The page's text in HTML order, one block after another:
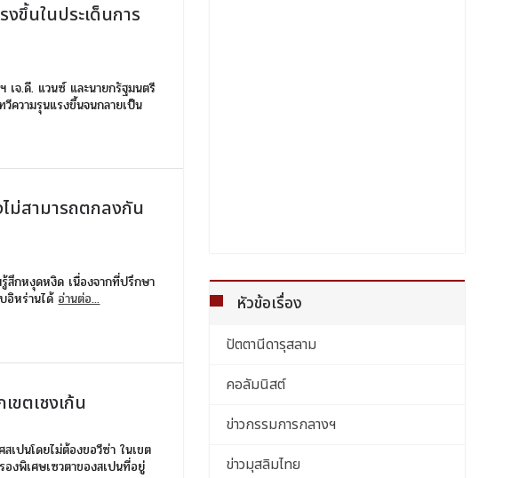
ขึ้นในประเด็นการ
เจ.ดี. แวนซ์ และนายกรัฐมนตรี
ความรุนแรงขึ้นจนกลายเป็น
ม่สามารถตกลงกัน
สึกหงุดหงิด เนื่องจากที่ปรึกษา
บอิหร่านได้อ่านต่อ...
ขตเชงเก้น
เปนโดยไม่ต้องขอวีซ่า ในเขต
งพิเศษเซวตาของสเปนที่อยู่
หัวข้อเรื่อง
ปัตตานีดารุสลาม
คอลัมนิสต์
ข่าวกรรมการกลางฯ
ข่าวมุสลิมไทย